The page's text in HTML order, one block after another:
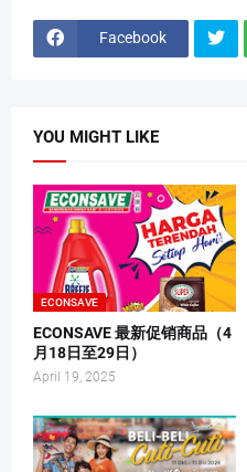
Facebook
YOU MIGHT LIKE
ECONSAVE
ECONSAVE 最新促销商品（4
月18日至29日）
April 19, 2025